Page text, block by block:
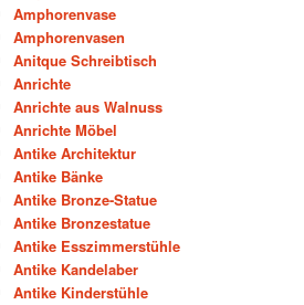
Amphorenvase
Amphorenvasen
Anitque Schreibtisch
Anrichte
Anrichte aus Walnuss
Anrichte Möbel
Antike Architektur
Antike Bänke
Antike Bronze-Statue
Antike Bronzestatue
Antike Esszimmerstühle
Antike Kandelaber
Antike Kinderstühle